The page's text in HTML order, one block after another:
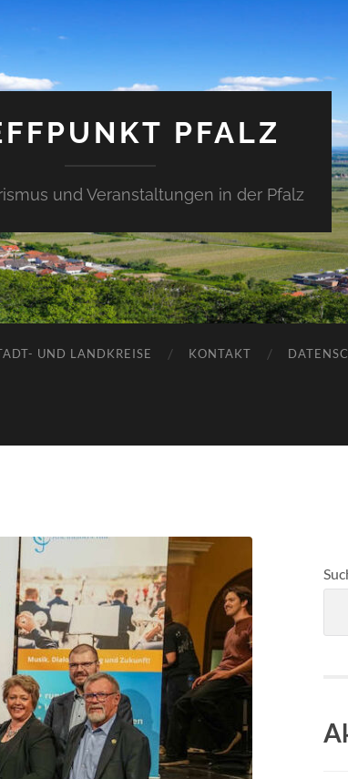
PFALZ
und Veranstaltungen in der Pfalz
UND LANDKREISE KONTAKT